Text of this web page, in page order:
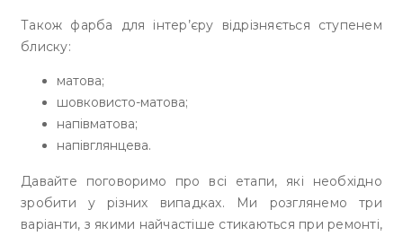
Також фарба для інтер’єру відрізняється ступенем
блиску:
матова;
шовковисто-матова;
напівматова;
напівглянцева.
Давайте поговоримо про всі етапи, які необхідно
зробити у різних випадках. Ми розглянемо три
варіанти, з якими найчастіше стикаються при ремонті,